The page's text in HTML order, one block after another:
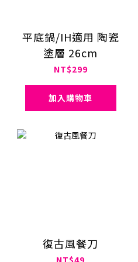
平底鍋/IH適用 陶瓷
塗層 26cm
NT$299
加入購物車
復古風餐刀
NT$49